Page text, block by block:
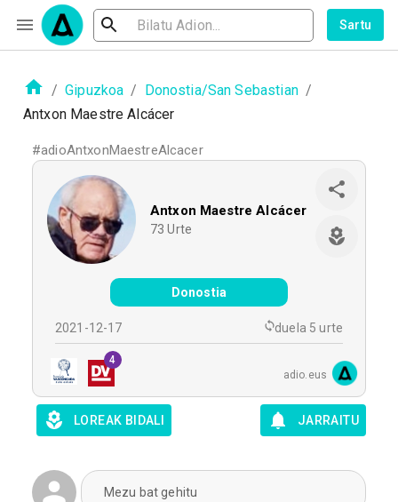
Sartu
/ Gipuzkoa / Donostia/San Sebastian /
Antxon Maestre Alcácer
#adioAntxonMaestreAlcacer
Antxon Maestre Alcácer
73 Urte
Donostia
2021-12-17 duela 5 urte
4
adio.eus
LOREAK BIDALI JARRAITU
Mezu bat gehitu